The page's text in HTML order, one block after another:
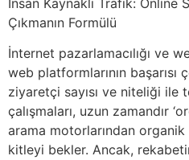
İnsan Kaynaklı Trafik:
Çıkmanın Formülü
İnternet pazarlamacılığı ve
web platformlarının başarısı
ziyaretçi sayısı ve niteliği ile
çalışmaları, uzun zamandır
arama motorlarından
kitleyi bekler. Ancak,